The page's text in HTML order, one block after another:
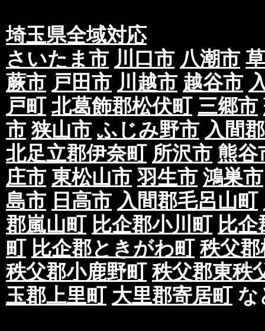
埼玉県全域対応
さいたま市 川口市 八潮市
蕨市 戸田市 川越市 越谷市
戸町 北葛飾郡松伏町 三郷市
市 狭山市 ふじみ野市 入間
北足立郡伊奈町 所沢市 熊谷
庄市 東松山市 羽生市 鴻巣市
島市 日高市 入間郡毛呂山町
郡嵐山町 比企郡小川町 比
町 比企郡ときがわ町 秩父
秩父郡小鹿野町 秩父郡東秩
玉郡上里町 大里郡寄居町な